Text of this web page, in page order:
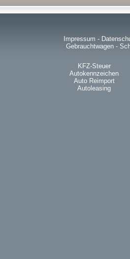
Impressum -
Gebrauchtwagen -
KFZ-Steuer
Autokennzeichen
Auto Reimport
Autoleasing